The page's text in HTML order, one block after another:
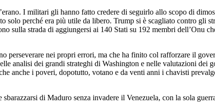
I militari gli hanno fatto credere di seguirlo allo scopo di
solo perché era più utile da libero. Trump si è scagliato contro gli
sulla strada di aggiungersi ai 140 Stati su 192 membri dell’Onu
perseverare nei propri errori, ma che ha finito col rafforzare il
analisi dei grandi strateghi di Washington e nelle valutazioni dei
anche i poveri, dopotutto, votano e da venti anni i chavisti
di Maduro senza invadere il Venezuela, con la sola